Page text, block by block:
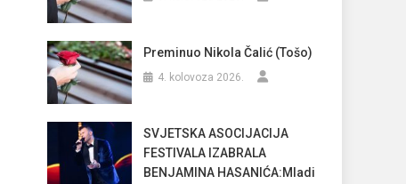
Preminuo Nikola Čalić (Tošo)
4. kolovoza 2026.
SVJETSKA ASOCIJACIJA
FESTIVALA IZABRALA
BENJAMINA HASANIĆA:Mladi